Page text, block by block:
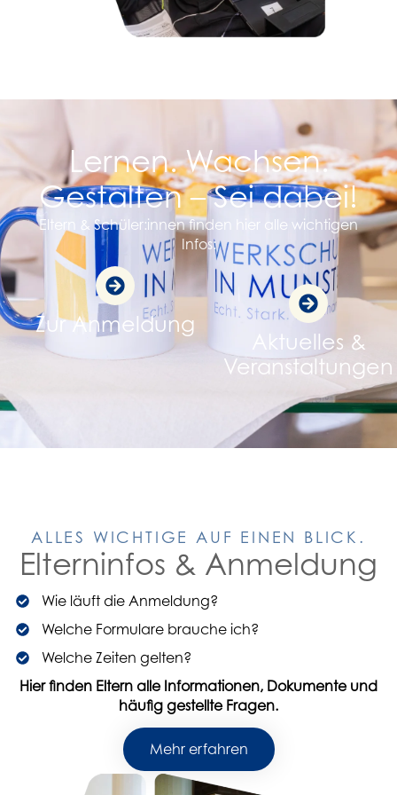
Lernen. Wachsen.
Gestalten – Sei dabei!
Eltern & Schüler:innen finden hier alle wichtigen
Infos:
Zur Anmeldung
Aktuelles &
Veranstaltungen
ALLES WICHTIGE AUF EINEN BLICK.
Elterninfos & Anmeldung
Wie läuft die Anmeldung?
Welche Formulare brauche ich?
Welche Zeiten gelten?
Hier finden Eltern alle Informationen, Dokumente und
häufig gestellte Fragen.
Mehr erfahren